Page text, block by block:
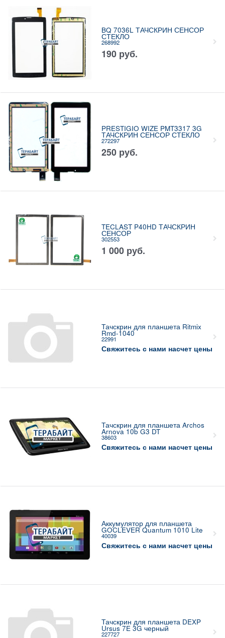
BQ 7036L ТАЧСКРИН СЕНСОР
СТЕКЛО
268992
190 руб.
PRESTIGIO WIZE PMT3317 3G
ТАЧСКРИН СЕНСОР СТЕКЛО
272297
250 руб.
TECLAST P40HD ТАЧСКРИН
СЕНСОР
302553
1 000 руб.
Тачскрин для планшета Ritmix
Rmd-1040
22991
Свяжитесь с нами насчет цены
Тачскрин для планшета Archos
Arnova 10b G3 DT
38603
Свяжитесь с нами насчет цены
Аккумулятор для планшета
GOCLEVER Quantum 1010 Lite
40039
Свяжитесь с нами насчет цены
Тачскрин для планшета DEXP
Ursus 7E 3G черный
227727